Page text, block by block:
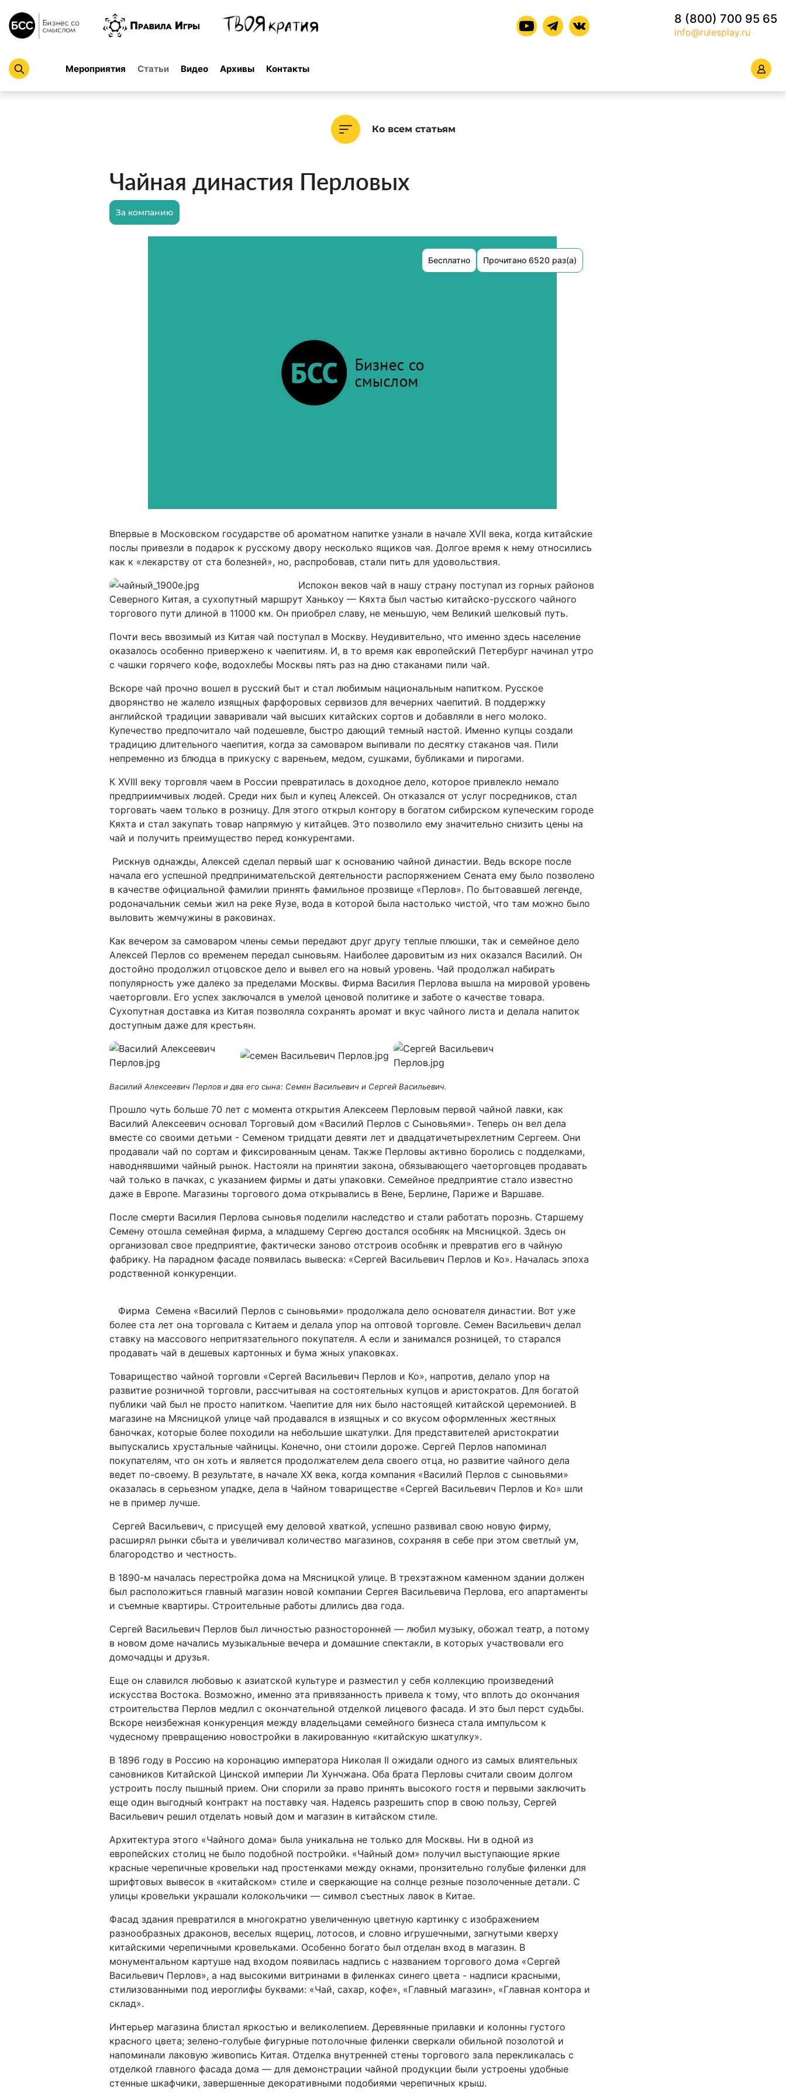
8 (800) 700 95 65
info@rulesplay.ru
Мероприятия Статьи Видео Архивы Контакты
Ко всем статьям
Чайная династия Перловых
За компанию
Бесплатно Прочитано 6520 раз(а)
Впервые в Московском государстве об ароматном напитке узнали в начале XVII века, когда китайские
послы привезли в подарок к русскому двору несколько ящиков чая. Долгое время к нему относились
как к «лекарству от ста болезней», но, распробовав, стали пить для удовольствия.
Испокон веков чай в нашу страну поступал из горных районов
Северного Китая, а сухопутный маршрут Ханькоу — Кяхта был частью китайско-русского чайного
торгового пути длиной в 11000 км. Он приобрел славу, не меньшую, чем Великий шелковый путь.
Почти весь ввозимый из Китая чай поступал в Москву. Неудивительно, что именно здесь население
оказалось особенно привержено к чаепитиям. И, в то время как европейский Петербург начинал утро
с чашки горячего кофе, водохлебы Москвы пять раз на дню стаканами пили чай.
Вскоре чай прочно вошел в русский быт и стал любимым национальным напитком. Русское
дворянство не жалело изящных фарфоровых сервизов для вечерних чаепитий. В поддержку
английской традиции заваривали чай высших китайских сортов и добавляли в него молоко.
Купечество предпочитало чай подешевле, быстро дающий темный настой. Именно купцы создали
традицию длительного чаепития, когда за самоваром выпивали по десятку стаканов чая. Пили
непременно из блюдца в прикуску с вареньем, медом, сушками, бубликами и пирогами.
К XVIII веку торговля чаем в России превратилась в доходное дело, которое привлекло немало
предприимчивых людей. Среди них был и купец Алексей. Он отказался от услуг посредников, стал
торговать чаем только в розницу. Для этого открыл контору в богатом сибирском купеческим городе
Кяхта и стал закупать товар напрямую у китайцев. Это позволило ему значительно снизить цены на
чай и получить преимущество перед конкурентами.
Рискнув однажды, Алексей сделал первый шаг к основанию чайной династии. Ведь вскоре после
начала его успешной предпринимательской деятельности распоряжением Сената ему было позволено
в качестве официальной фамилии принять фамильное прозвище «Перлов». По бытовавшей легенде,
родоначальник семьи жил на реке Яузе, вода в которой была настолько чистой, что там можно было
выловить жемчужины в раковинах.
Как вечером за самоваром члены семьи передают друг другу теплые плюшки, так и семейное дело
Алексей Перлов со временем передал сыновьям. Наиболее даровитым из них оказался Василий. Он
достойно продолжил отцовское дело и вывел его на новый уровень. Чай продолжал набирать
популярность уже далеко за пределами Москвы. Фирма Василия Перлова вышла на мировой уровень
чаеторговли. Его успех заключался в умелой ценовой политике и заботе о качестве товара.
Сухопутная доставка из Китая позволяла сохранять аромат и вкус чайного листа и делала напиток
доступным даже для крестьян.
Василий Алексеевич Перлов и два его сына: Семен Васильевич и Сергей Васильевич.
Прошло чуть больше 70 лет с момента открытия Алексеем Перловым первой чайной лавки, как
Василий Алексеевич основал Торговый дом «Василий Перлов с Сыновьями». Теперь он вел дела
вместе со своими детьми - Семеном тридцати девяти лет и двадцатичетырехлетним Сергеем. Они
продавали чай по сортам и фиксированным ценам. Также Перловы активно боролись с подделками,
наводнявшими чайный рынок. Настояли на принятии закона, обязывающего чаеторговцев продавать
чай только в пачках, с указанием фирмы и даты упаковки. Семейное предприятие стало известно
даже в Европе. Магазины торгового дома открывались в Вене, Берлине, Париже и Варшаве.
После смерти Василия Перлова сыновья поделили наследство и стали работать порознь. Старшему
Семену отошла семейная фирма, а младшему Сергею достался особняк на Мясницкой. Здесь он
организовал свое предприятие, фактически заново отстроив особняк и превратив его в чайную
фабрику. На парадном фасаде появилась вывеска: «Сергей Васильевич Перлов и Ко». Началась эпоха
родственной конкуренции.
Фирма Семена «Василий Перлов с сыновьями» продолжала дело основателя династии. Вот уже
более ста лет она торговала с Китаем и делала упор на оптовой торговле. Семен Васильевич делал
ставку на массового непритязательного покупателя. А если и занимался розницей, то старался
продавать чай в дешевых картонных и бума жных упаковках.
Товарищество чайной торговли «Сергей Васильевич Перлов и Ко», напротив, делало упор на
развитие розничной торговли, рассчитывая на состоятельных купцов и аристократов. Для богатой
публики чай был не просто напитком. Чаепитие для них было настоящей китайской церемонией. В
магазине на Мясницкой улице чай продавался в изящных и со вкусом оформленных жестяных
баночках, которые более походили на небольшие шкатулки. Для представителей аристократии
выпускались хрустальные чайницы. Конечно, они стоили дороже. Сергей Перлов напоминал
покупателям, что он хоть и является продолжателем дела своего отца, но развитие чайного дела
ведет по-своему. В результате, в начале XX века, когда компания «Василий Перлов с сыновьями»
оказалась в серьезном упадке, дела в Чайном товариществе «Сергей Васильевич Перлов и Ко» шли
не в пример лучше.
Сергей Васильевич, с присущей ему деловой хваткой, успешно развивал свою новую фирму,
расширял рынки сбыта и увеличивал количество магазинов, сохраняя в себе при этом светлый ум,
благородство и честность.
В 1890-м началась перестройка дома на Мясницкой улице. В трехэтажном каменном здании должен
был расположиться главный магазин новой компании Сергея Васильевича Перлова, его апартаменты
и съемные квартиры. Строительные работы длились два года.
Сергей Васильевич Перлов был личностью разносторонней — любил музыку, обожал театр, а потому
в новом доме начались музыкальные вечера и домашние спектакли, в которых участвовали его
домочадцы и друзья.
Еще он славился любовью к азиатской культуре и разместил у себя коллекцию произведений
искусства Востока. Возможно, именно эта привязанность привела к тому, что вплоть до окончания
строительства Перлов медлил с окончательной отделкой лицевого фасада. И это был перст судьбы.
Вскоре неизбежная конкуренция между владельцами семейного бизнеса стала импульсом к
чудесному превращению новостройки в лакированную «китайскую шкатулку».
В 1896 году в Россию на коронацию императора Николая II ожидали одного из самых влиятельных
сановников Китайской Цинской империи Ли Хунчжана. Оба брата Перловы считали своим долгом
устроить послу пышный прием. Они спорили за право принять высокого гостя и первыми заключить
еще один выгодный контракт на поставку чая. Надеясь разрешить спор в свою пользу, Сергей
Васильевич решил отделать новый дом и магазин в китайском стиле.
Архитектура этого «Чайного дома» была уникальна не только для Москвы. Ни в одной из
европейских столиц не было подобной постройки. «Чайный дом» получил выступающие яркие
красные черепичные кровельки над простенками между окнами, пронзительно голубые филенки для
шрифтовых вывесок в «китайском» стиле и сверкающие на солнце резные позолоченные детали. С
улицы кровельки украшали колокольчики — символ съестных лавок в Китае.
Фасад здания превратился в многократно увеличенную цветную картинку с изображением
разнообразных драконов, веселых ящериц, лотосов, и словно игрушечными, загнутыми кверху
китайскими черепичными кровельками. Особенно богато был отделан вход в магазин. В
монументальном картуше над входом появилась надпись с названием торгового дома «Сергей
Васильевич Перлов», а над высокими витринами в филенках синего цвета - надписи красными,
стилизованными под иероглифы буквами: «Чай, сахар, кофе», «Главный магазин», «Главная контора и
склад».
Интерьер магазина блистал яркостью и великолепием. Деревянные прилавки и колонны густого
красного цвета; зелено-голубые фигурные потолочные филенки сверкали обильной позолотой и
напоминали лаковую живопись Китая. Отделка внутренней стены торгового зала перекликалась с
отделкой главного фасада дома — для демонстрации чайной продукции были устроены удобные
стенные шкафчики, завершенные декоративными подобиями черепичных крыш.